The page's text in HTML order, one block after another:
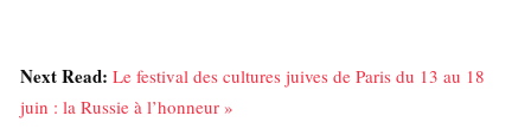
Next Read: Le festival des cultures juives de Paris du 13 au 18
juin : la Russie à l’honneur »